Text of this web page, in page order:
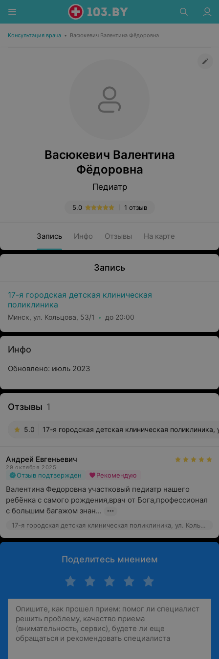
Консультация врача • Васюкевич Валентина Фёдоровна
Васюкевич Валентина
Фёдоровна
Педиатр
1 отзыв
5.0
Запись Инфо Отзывы На карте
Запись
17-я городская детская клиническая
поликлиника
Минск, ул. Кольцова, 53/1 до 20:00
Инфо
Обновлено: июль 2023
Отзывы 1
5.0 17-я городская детская клиническая поликлиника,
Андрей Евгеньевич
29 октября 2025
Отзыв подтвержден Рекомендую
Валентина Федоровна участковый педиатр нашего
ребёнка с самого рождения,врач от Бога,профессионал
с большим багажом знан...
17-я городская детская клиническая поликлиника, ул. Кольцова, 53/1
Поделитесь мнением